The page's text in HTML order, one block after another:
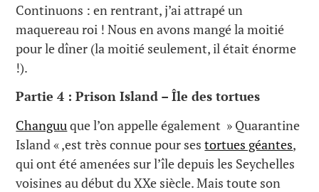
Continuons : en rentrant, j’ai attrapé un
maquereau roi ! Nous en avons mangé la moitié
pour le dîner (la moitié seulement, il était énorme
!).
Partie 4 : Prison Island – Île des tortues
Changuu que l’on appelle également » Quarantine
Island « ,est très connue pour sestortues géantes,
qui ont été amenées sur l’île depuis les Seychelles
voisines au début du XXe siècle. Mais toute son